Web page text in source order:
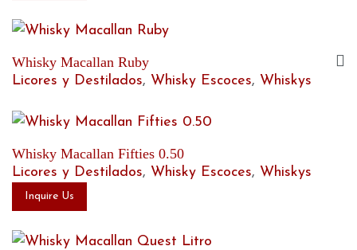
Whisky Macallan Ruby
Licores y Destilados, Whisky Escoces, Whiskys
Whisky Macallan Fifties 0.50
Licores y Destilados, Whisky Escoces, Whiskys
Inquire Us